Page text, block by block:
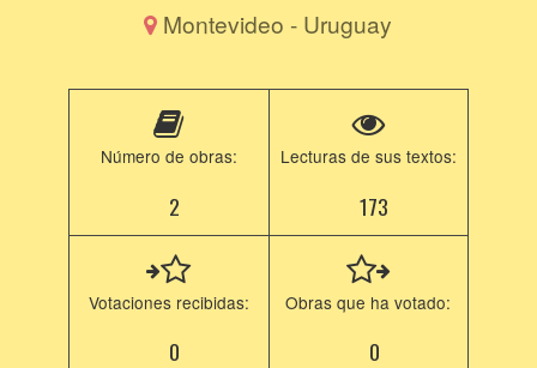
Montevideo - Uruguay
Número de obras:
2
Lecturas de sus textos:
173
Votaciones recibidas:
0
Obras que ha votado:
0